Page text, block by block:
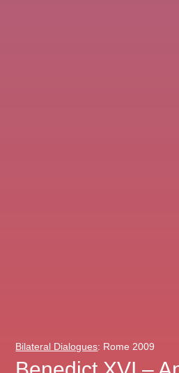
Bilateral Dialogues: Rome 2009